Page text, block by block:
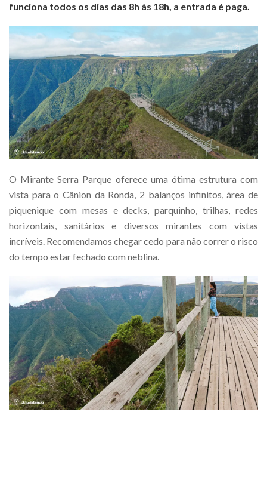
funciona todos os dias das 8h às 18h, a entrada é paga.
O Mirante Serra Parque oferece uma ótima estrutura com
vista para o Cânion da Ronda, 2 balanços infinitos, área de
piquenique com mesas e decks, parquinho, trilhas, redes
horizontais, sanitários e diversos mirantes com vistas
incríveis. Recomendamos chegar cedo para não correr o risco
do tempo estar fechado com neblina.